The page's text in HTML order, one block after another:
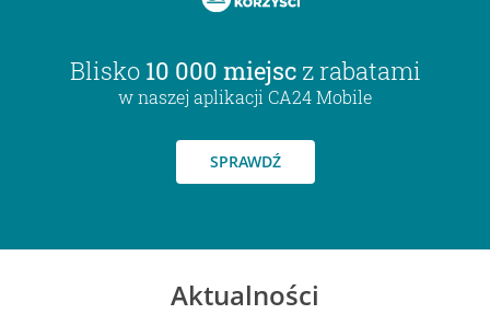
Blisko 10 000 miejsc z rabatami
w naszej aplikacji CA24 Mobile
SPRAWDŹ
Aktualności